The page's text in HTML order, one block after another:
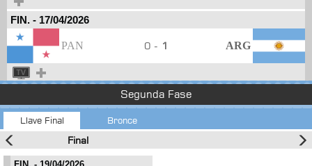
FIN. - 17/04/2026
PAN 0 - 1 ARG
Segunda Fase
Llave Final Bronce
Final